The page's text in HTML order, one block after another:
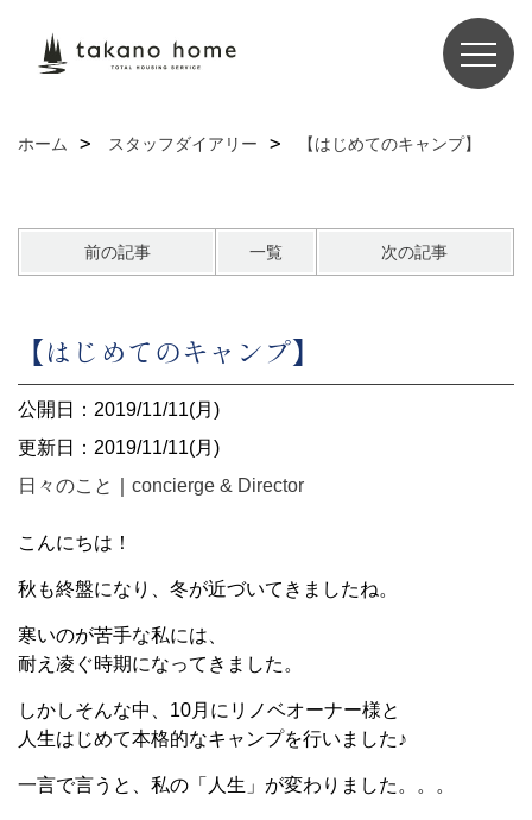
ホーム スタッフダイアリー 【はじめてのキャンプ】
前の記事 一覧 次の記事
【はじめてのキャンプ】
公開日：2019/11/11(月)
更新日：2019/11/11(月)
日々のこと
concierge & Director
こんにちは！
秋も終盤になり、冬が近づいてきましたね。
寒いのが苦手な私には、
耐え凌ぐ時期になってきました。
しかしそんな中、10月にリノベオーナー様と
人生はじめて本格的なキャンプを行いました♪
一言で言うと、私の「人生」が変わりました。。。